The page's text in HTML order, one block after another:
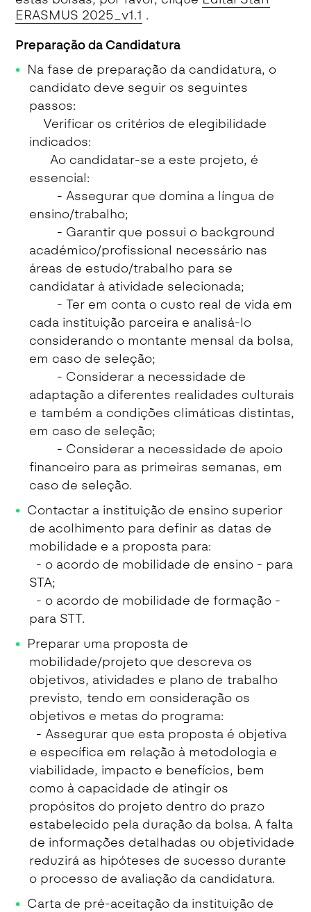
ERASMUS 2025_v1.1 .
Preparação da Candidatura
Na fase de preparação da candidatura, o
candidato deve seguir os seguintes
passos:
Verificar os critérios de elegibilidade
indicados:
Ao candidatar-se a este projeto, é
essencial:
- Assegurar que domina a língua de
ensino/trabalho;
- Garantir que possui o background
académico/profissional necessário nas
áreas de estudo/trabalho para se
candidatar à atividade selecionada;
- Ter em conta o custo real de vida em
cada instituição parceira e analisá-lo
considerando o montante mensal da bolsa,
em caso de seleção;
- Considerar a necessidade de
adaptação a diferentes realidades culturais
e também a condições climáticas distintas,
em caso de seleção;
- Considerar a necessidade de apoio
financeiro para as primeiras semanas, em
caso de seleção.
Contactar a instituição de ensino superior
de acolhimento para definir as datas de
mobilidade e a proposta para:
- o acordo de mobilidade de ensino - para
STA;
- o acordo de mobilidade de formação -
para STT.
Preparar uma proposta de
mobilidade/projeto que descreva os
objetivos, atividades e plano de trabalho
previsto, tendo em consideração os
objetivos e metas do programa:
- Assegurar que esta proposta é objetiva
e específica em relação à metodologia e
viabilidade, impacto e benefícios, bem
como à capacidade de atingir os
propósitos do projeto dentro do prazo
estabelecido pela duração da bolsa. A falta
de informações detalhadas ou objetividade
reduzirá as hipóteses de sucesso durante
o processo de avaliação da candidatura.
Carta de pré-aceitação da instituição de